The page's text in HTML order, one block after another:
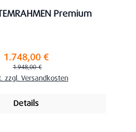
Premium
1.748,00 €
Regulärer Preis:
1.948,00 €
zzgl. Versandkosten
Details